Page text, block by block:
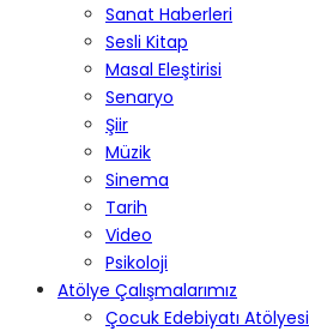
Sanat Haberleri
Sesli Kitap
Masal Eleştirisi
Senaryo
Şiir
Müzik
Sinema
Tarih
Video
Psikoloji
Atölye Çalışmalarımız
Çocuk Edebiyatı Atölyesi